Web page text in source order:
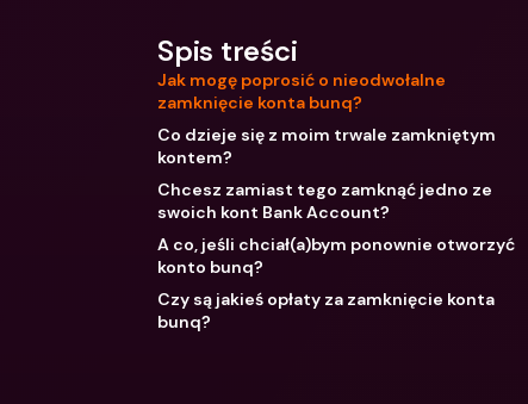
Spis treści
Jak mogę poprosić o nieodwołalne
zamknięcie konta bunq?
Co dzieje się z moim trwale zamkniętym
kontem?
Chcesz zamiast tego zamknąć jedno ze
swoich kont Bank Account?
A co, jeśli chciał(a)bym ponownie otworzyć
konto bunq?
Czy są jakieś opłaty za zamknięcie konta
bunq?